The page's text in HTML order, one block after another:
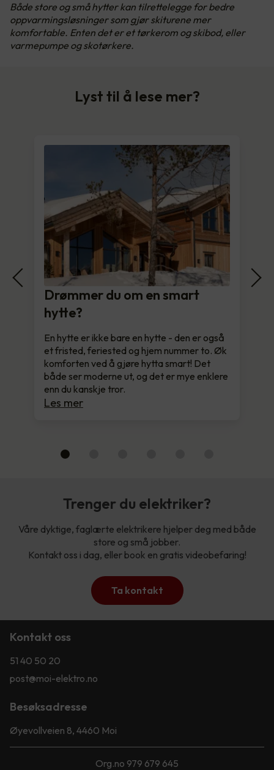
Både store og små hytter kan tilrettelegge for bedre
oppvarmingsløsninger som gjør skiturene mer
komfortable. Enten det er et tørkerom og skibod, eller
varmepumpe og skotørkere.
Lyst til å lese mer?
Drømmer du om en smart
hytte?
En hytte er ikke bare en hytte - den er også
et fristed, feriested og hjem nummer to. Øk
komforten ved å gjøre hytta smart! Det
både ser moderne ut, og det er mye enklere
enn du kanskje tror.
Les mer
Trenger du elektriker?
Våre dyktige, faglærte elektrikere hjelper deg med både
store og små jobber.
Kontakt oss i dag, eller book en gratis videobefaring!
Ta kontakt
Kontakt oss
51 40 50 20
post@moi-elektro.no
Besøksadresse
Øyevollveien 8, 4460 Moi
Org.no 979 679 645